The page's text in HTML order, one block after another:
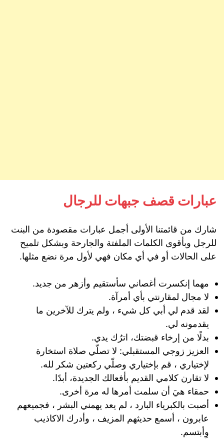
عبارات قصف جبهات للرجال
شارك من قائمتنا الأولى أجمل عبارات مقصودة من البنت
للرجل وبأقوى الكلمات الملفتة والجارحة وبشكل تلميح
على الحالات أو في أي مكان فهي لأول مرة نضع مثلها.
مهما إنكسرت أغصاني سأستقيم وأزهر من جديد.
لا مجال لمقارنتي بأي أمرآة.
لقد قدم لي أبي كل شيء ، ولم يترك للآخرين ما
يقدمونه لي.
بدلًا من إرخاء قبضتك، اترُك يدي.
العزيز زوجي المستقبلي: لا تصلّي صلاة استخارة
لإختياري ، قم بإختياري وصلّي ركعتين شكر لله.
لا تقارن كلامي القديم بأفعالك الجديدة، أبدًا.
حمقاء هيَ أن سلمت أمرها له مرة أخرى.
أصبت بالكبرياء البارد ، لم يعد يهمني البشر ، فجميعهم
عابرون ، أسمع حديثهم المزيف ، وأدرك الاكاذيب
وِأبتسم.